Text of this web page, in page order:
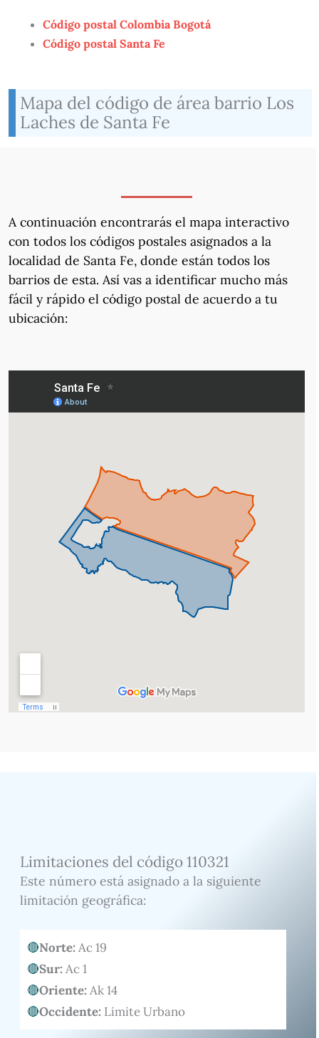
Código postal Colombia Bogotá
Código postal Santa Fe
Mapa del código de área barrio Los
Laches de Santa Fe
A continuación encontrarás el mapa interactivo
con todos los códigos postales asignados a la
localidad de Santa Fe, donde están todos los
barrios de esta. Así vas a identificar mucho más
fácil y rápido el código postal de acuerdo a tu
ubicación:
Limitaciones del código 110321
Este número está asignado a la siguiente
limitación geográfica:
Norte:Ac 19
Sur:Ac 1
Oriente:Ak 14
Occidente:Limite Urbano